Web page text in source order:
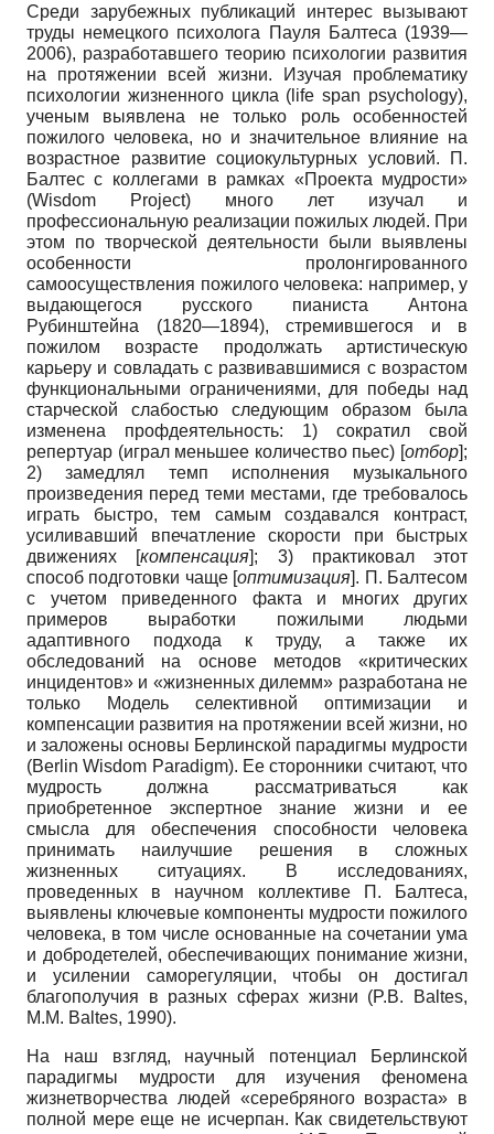
Среди зарубежных публикаций интерес вызывают
труды немецкого психолога Пауля Балтеса (1939—
2006), разработавшего теорию психологии развития
на протяжении всей жизни. Изучая проблематику
психологии жизненного цикла (life span psychology),
ученым выявлена не только роль особенностей
пожилого человека, но и значительное влияние на
возрастное развитие социокультурных условий. П.
Балтес с коллегами в рамках «Проекта мудрости»
(Wisdom Project) много лет изучал и
профессиональную реализации пожилых людей. При
этом по творческой деятельности были выявлены
особенности пролонгированного
самоосуществления пожилого человека: например, у
выдающегося русского пианиста Антона
Рубинштейна (1820—1894), стремившегося и в
пожилом возрасте продолжать артистическую
карьеру и совладать с развивавшимися с возрастом
функциональными ограничениями, для победы над
старческой слабостью следующим образом была
изменена профдеятельность: 1) сократил свой
репертуар (играл меньшее количество пьес) [отбор];
2) замедлял темп исполнения музыкального
произведения перед теми местами, где требовалось
играть быстро, тем самым создавался контраст,
усиливавший впечатление скорости при быстрых
движениях [компенсация]; 3) практиковал этот
способ подготовки чаще [оптимизация]. П. Балтесом
с учетом приведенного факта и многих других
примеров выработки пожилыми людьми
адаптивного подхода к труду, а также их
обследований на основе методов «критических
инцидентов» и «жизненных дилемм» разработана не
только Модель селективной оптимизации и
компенсации развития на протяжении всей жизни, но
и заложены основы Берлинской парадигмы мудрости
(Berlin Wisdom Paradigm). Ее сторонники считают, что
мудрость должна рассматриваться как
приобретенное экспертное знание жизни и ее
смысла для обеспечения способности человека
принимать наилучшие решения в сложных
жизненных ситуациях. В исследованиях,
проведенных в научном коллективе П. Балтеса,
выявлены ключевые компоненты мудрости пожилого
человека, в том числе основанные на сочетании ума
и добродетелей, обеспечивающих понимание жизни,
и усилении саморегуляции, чтобы он достигал
благополучия в разных сферах жизни (P.B. Baltes,
M.M. Baltes, 1990).
На наш взгляд, научный потенциал Берлинской
парадигмы мудрости для изучения феномена
жизнетворчества людей «серебряного возраста» в
полной мере еще не исчерпан. Как свидетельствуют